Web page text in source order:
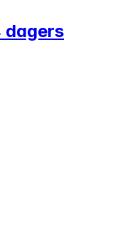
dagers